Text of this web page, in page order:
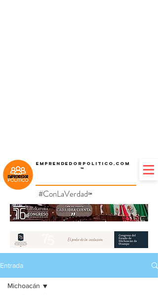
Emprendedorpolitico.com
™
#ConLaVerdad℠
Entrada
Michoacán